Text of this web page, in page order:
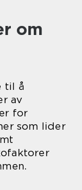
om
til å
av
for
som lider